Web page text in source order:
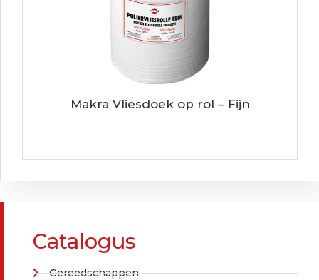
Catalogus
Gereedschappen
Makra Vliesdoek op rol – Fijn